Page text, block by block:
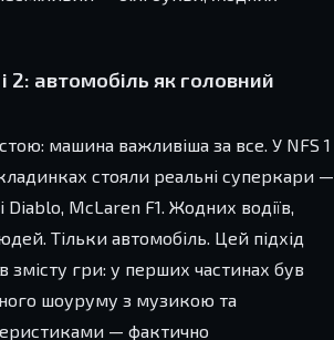
2: автомобіль як головний
машина важливіша за все. У NFS 1
стояли реальні суперкари —
McLaren F1. Жодних водіїв,
Тільки автомобіль. Цей підхід
змісту гри: у перших частинах був
шоуруму з музикою та
— фактично